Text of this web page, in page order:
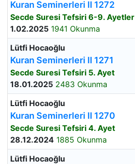
Kuran Seminerleri II 1272
Secde Suresi Tefsiri 6-9. Ayetler
1.02.2025 1941 Okunma
Lütfi Hocaoğlu
Kuran Seminerleri II 1271
Secde Suresi Tefsiri 5. Ayet
18.01.2025 2483 Okunma
Lütfi Hocaoğlu
Kuran Seminerleri II 1270
Secde Suresi Tefsiri 4. Ayet
28.12.2024 1885 Okunma
Lütfi Hocaoğlu